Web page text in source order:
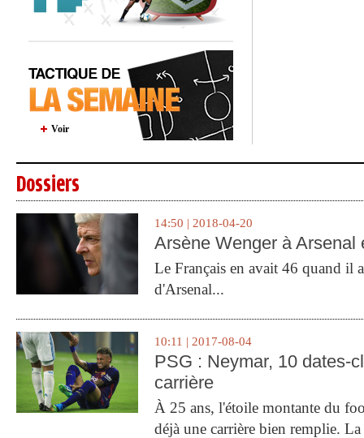
Voir
Dossiers
14:50 | 2018-04-20
Arsène Wenger à Arsenal
Le Français en avait 46 quand il
d'Arsenal...
10:11 | 2017-08-04
PSG : Neymar, 10 dates-
carrière
À 25 ans, l'étoile montante du
déjà une carrière bien remplie.